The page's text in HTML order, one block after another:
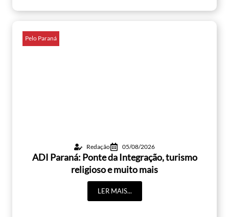
Pelo Paraná
Redação 05/08/2026
ADI Paraná: Ponte da Integração, turismo
religioso e muito mais
LER MAIS...